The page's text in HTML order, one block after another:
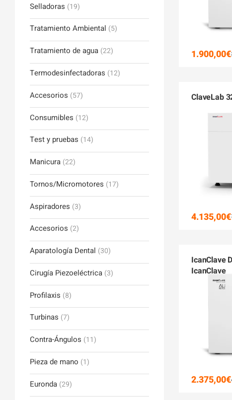
1.900,00€
ClaveLab
4.135,00€
IcanClave
IcanClave
2.375,00€
Selladoras (19)
Tratamiento Ambiental (5)
Tratamiento de agua (22)
Termodesinfectadoras (12)
Accesorios (57)
Consumibles (12)
Test y pruebas (14)
Manicura (22)
Tornos/Micromotores (17)
Aspiradores (3)
Accesorios (2)
Aparatología Dental (30)
Cirugía Piezoeléctrica (3)
Profilaxis (8)
Turbinas (7)
Contra-Ángulos (11)
Pieza de mano (1)
Euronda (29)